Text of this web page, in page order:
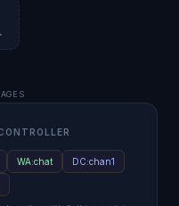
WA:chat DC:chan1